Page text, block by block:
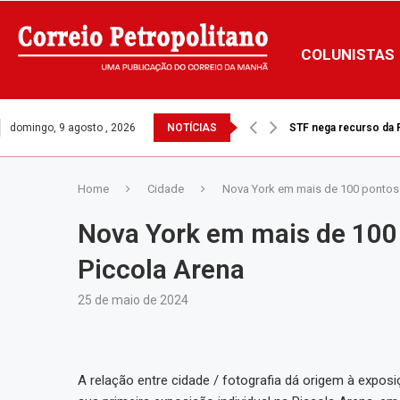
COLUNISTAS
domingo, 9 agosto , 2026 NOTÍCIAS STF nega recurso da
Ventos fortes:
Home Cidade Nova York em mais de 100
Nova York em mais de
Piccola Arena
25 de maio de 2024
A relação entre cidade / fotografia dá origem à